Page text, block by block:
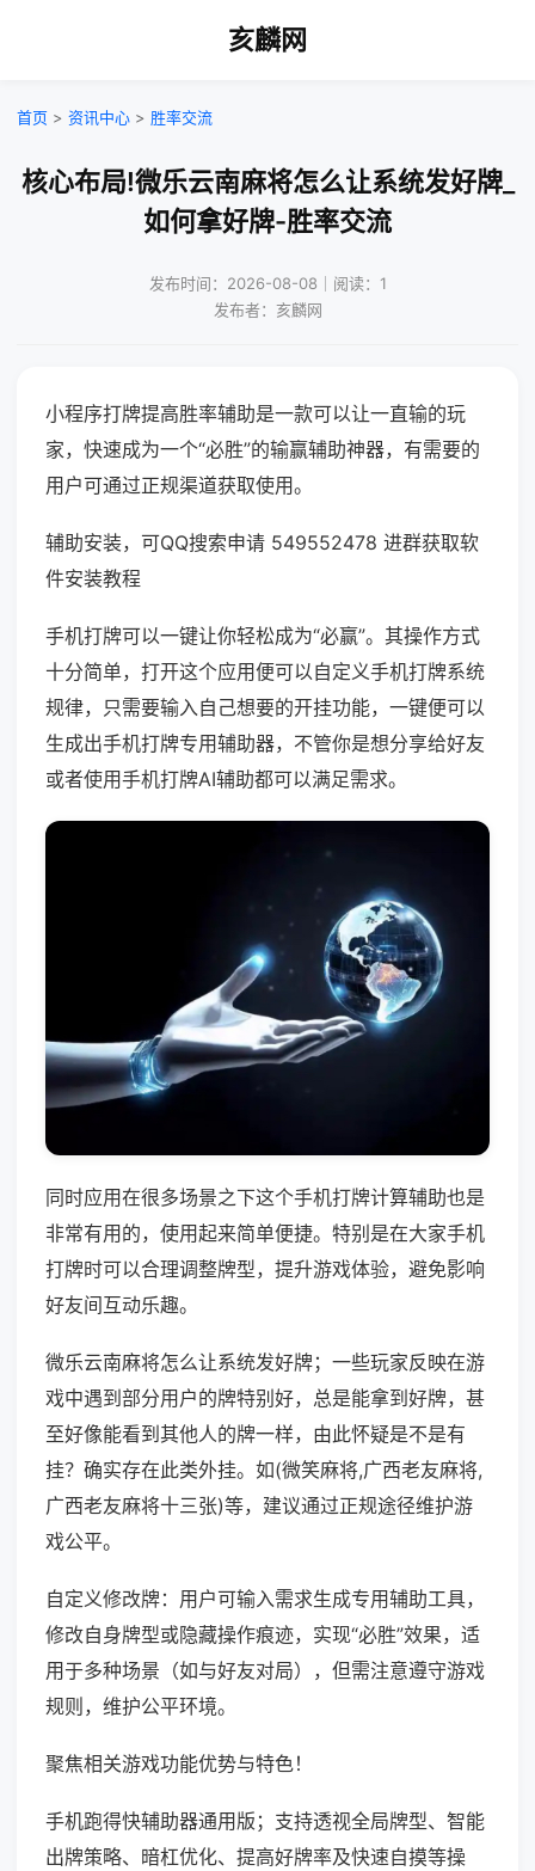
亥麟网
首页 > 资讯中心 > 胜率交流
核心布局!微乐云南麻将怎么让系统发好牌_
如何拿好牌-胜率交流
发布时间：2026-08-08｜阅读：1
发布者：亥麟网
小程序打牌提高胜率辅助是一款可以让一直输的玩
家，快速成为一个“必胜”的输赢辅助神器，有需要的
用户可通过正规渠道获取使用。
辅助安装，可QQ搜索申请 549552478 进群获取软
件安装教程
手机打牌可以一键让你轻松成为“必赢”。其操作方式
十分简单，打开这个应用便可以自定义手机打牌系统
规律，只需要输入自己想要的开挂功能，一键便可以
生成出手机打牌专用辅助器，不管你是想分享给好友
或者使用手机打牌AI辅助都可以满足需求。
同时应用在很多场景之下这个手机打牌计算辅助也是
非常有用的，使用起来简单便捷。特别是在大家手机
打牌时可以合理调整牌型，提升游戏体验，避免影响
好友间互动乐趣。
微乐云南麻将怎么让系统发好牌；一些玩家反映在游
戏中遇到部分用户的牌特别好，总是能拿到好牌，甚
至好像能看到其他人的牌一样，由此怀疑是不是有
挂？确实存在此类外挂。如(微笑麻将,广西老友麻将,
广西老友麻将十三张)等，建议通过正规途径维护游
戏公平。
自定义修改牌：用户可输入需求生成专用辅助工具，
修改自身牌型或隐藏操作痕迹，实现“必胜”效果，适
用于多种场景（如与好友对局），但需注意遵守游戏
规则，维护公平环境。
聚焦相关游戏功能优势与特色！
手机跑得快辅助器通用版；支持透视全局牌型、智能
出牌策略、暗杠优化、提高好牌率及快速自摸等操